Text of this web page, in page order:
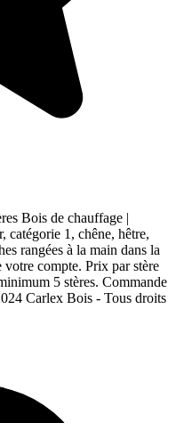
Bois de chauffage |
catégorie 1, chêne, hêtre,
rangées à la main dans la
compte. Prix par stère
5 stères. Commande
Carlex Bois - Tous droits